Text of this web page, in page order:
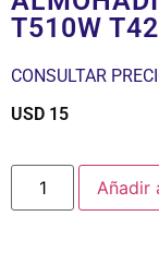
T510W
CONSULTAR
USD 15
Añadir